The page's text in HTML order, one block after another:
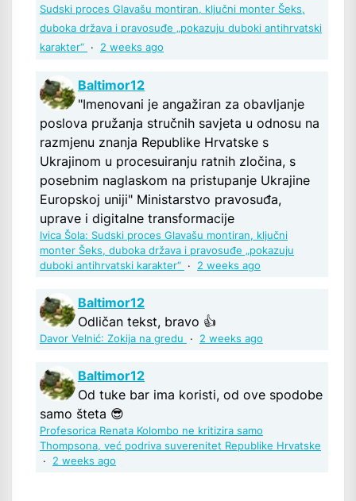
Sudski proces Glavašu montiran, ključni monter Šeks,
duboka država i pravosuđe „pokazuju duboki antihrvatski
karakter“ · 2 weeks ago
Baltimor12
"Imenovani je angažiran za obavljanje
poslova pružanja stručnih savjeta u odnosu na
razmjenu znanja Republike Hrvatske s
Ukrajinom u procesuiranju ratnih zločina, s
posebnim naglaskom na pristupanje Ukrajine
Europskoj uniji" Ministarstvo pravosuđa,
uprave i digitalne transformacije
Ivica Šola: Sudski proces Glavašu montiran, ključni
monter Šeks, duboka država i pravosuđe „pokazuju
duboki antihrvatski karakter“ · 2 weeks ago
Baltimor12
Odličan tekst, bravo 👍
Davor Velnić: Zokija na gredu · 2 weeks ago
Baltimor12
Od tuke bar ima koristi, od ove spodobe
samo šteta 😎
Profesorica Renata Kolombo ne kritizira samo
Thompsona, već podriva suverenitet Republike Hrvatske
· 2 weeks ago